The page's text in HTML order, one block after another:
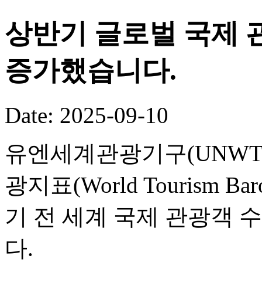
상반기 글로벌 국제
증가했습니다.
Date: 2025-09-10
유엔세계관광기구
광지표(World Tourism
기 전 세계 국제 관광객
다.